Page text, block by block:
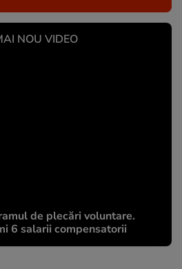
NOU VIDEO
de plecări voluntare.
6 salarii compensatorii